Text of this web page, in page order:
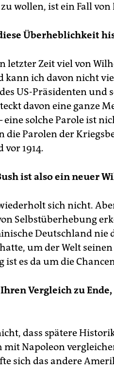
wollen, ist ein Fall von
Überheblichkeit
letzter Zeit viel von
kann ich davon nicht
US-Präsidenten und
davon eine ganze
eine solche Parole ist
die Parolen der
vor 1914.
ist also ein neuer
sich nicht.
Selbstüberhebung
Deutschland
um der Welt
es da um die
Vergleich zu
dass spätere
mit Napoleon
sich das andere